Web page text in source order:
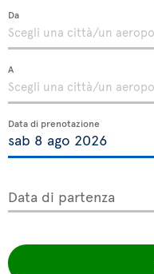
Da
A
Data di prenotazione
Data di partenza